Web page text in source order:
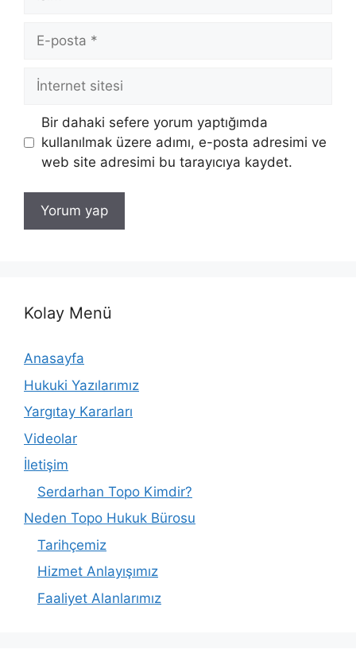
posta
İnternet
sitesi
Bir dahaki sefere yorum yaptığımda
kullanılmak üzere adımı, e-posta adresimi ve
web site adresimi bu tarayıcıya kaydet.
Kolay Menü
Anasayfa
Hukuki Yazılarımız
Yargıtay Kararları
Videolar
İletişim
Serdarhan Topo Kimdir?
Neden Topo Hukuk Bürosu
Tarihçemiz
Hizmet Anlayışımız
Faaliyet Alanlarımız